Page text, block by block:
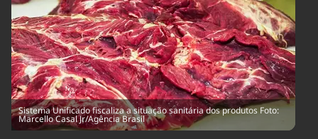
Brasil Mineral
Ciência &
Tecnologia
Cinema
Economia
Educação
Infraestrutura
Internacional
Política
Saúde
Tempo
Sistema Unificado fiscaliza a situação sanitária dos produtos Foto:
Marcello Casal Jr/Agência Brasil